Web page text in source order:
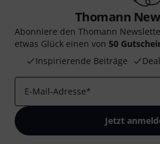
Thomann
Abonniere den Thomann
etwas Glück einen von 50
Inspirierende Beiträge
E-Mail-Adresse*
Jetzt